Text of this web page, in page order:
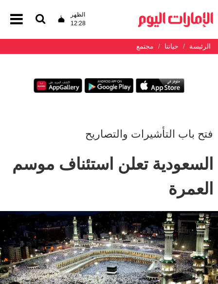
الظهر
12:28
الرئيسة حياتنا مجتمع
فتح باب التأشيرات والتصاريح
السعودية تعلن استئناف موسم
العمرة